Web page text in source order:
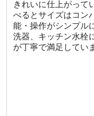
きれいに仕上がって
べるとサイズはコン
能・操作がシンプル
洗器、キッチン水栓
が丁寧で満足してい